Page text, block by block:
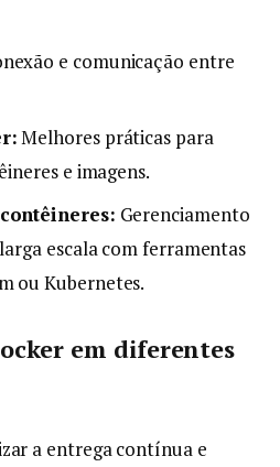
e comunicação entre
Melhores práticas para
e imagens.
Gerenciamento
escala com ferramentas
ou Kubernetes.
em diferentes
a entrega contínua e